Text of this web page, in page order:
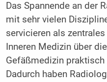
Das Spannende an der
mit sehr vielen
servicieren als
Inneren Medizin über
Gefäßmedizin
Dadurch haben